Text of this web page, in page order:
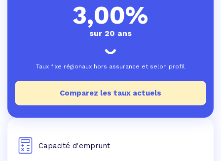
3,00%
sur 20 ans
Taux fixe régionaux hors assurance et selon profil
Comparez les taux actuels
Capacité d'emprunt